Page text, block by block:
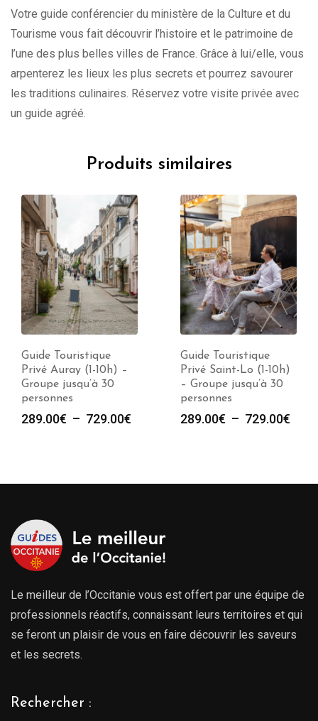
Votre guide conférencier du ministère de la Culture et du
Tourisme vous fait découvrir l’histoire et le patrimoine de
l’une des plus belles villes de France. Grâce à lui/elle, vous
arpenterez les lieux les plus secrets et pourrez savourer
les traditions culinaires. Réservez votre visite privée avec
un guide agréé.
Produits similaires
Guide Touristique
Privé Saint-Lo (1-10h)
– Groupe jusqu’à 30
personnes
289.00€ – 729.00€
à
Guide Touristique
Privé Argentan (1-10h)
– Groupe jusqu’à 30
personnes
289.00€ – 729.00€
à
Le meilleur de l’Occitanie vous est offert par une équipe de
professionnels réactifs, connaissant leurs territoires et qui
se feront un plaisir de vous en faire découvrir les saveurs
et les secrets.
Rechercher :